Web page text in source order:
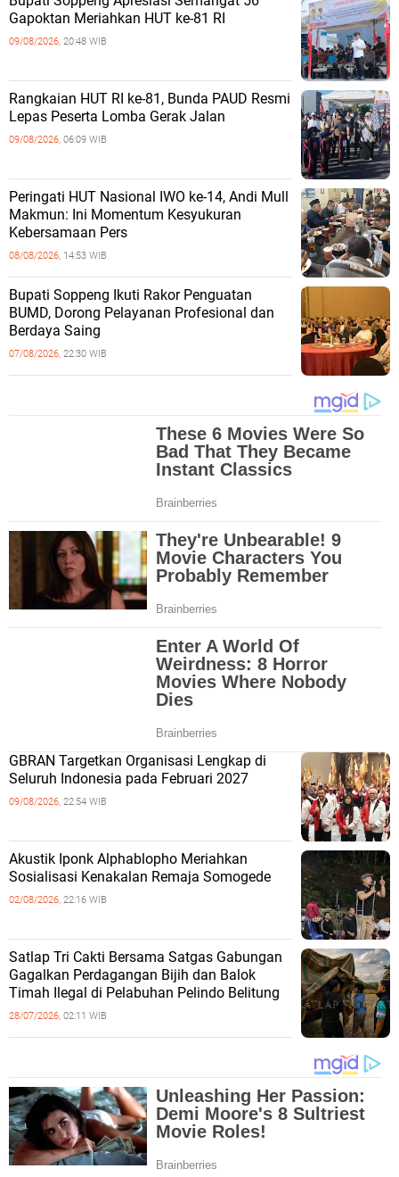
Gapoktan Meriahkan HUT ke-81 RI
09/08/2026, 20:48 WIB
Rangkaian HUT RI ke-81, Bunda PAUD Resmi
Lepas Peserta Lomba Gerak Jalan
09/08/2026, 06:09 WIB
Peringati HUT Nasional IWO ke-14, Andi Mull
Makmun: Ini Momentum Kesyukuran
Kebersamaan Pers
08/08/2026, 14:53 WIB
Bupati Soppeng Ikuti Rakor Penguatan
BUMD, Dorong Pelayanan Profesional dan
Berdaya Saing
07/08/2026, 22:30 WIB
GBRAN Targetkan Organisasi Lengkap di
Seluruh Indonesia pada Februari 2027
09/08/2026, 22:54 WIB
Akustik Iponk Alphablopho Meriahkan
Sosialisasi Kenakalan Remaja Somogede
02/08/2026, 22:16 WIB
Satlap Tri Cakti Bersama Satgas Gabungan
Gagalkan Perdagangan Bijih dan Balok
Timah Ilegal di Pelabuhan Pelindo Belitung
28/07/2026, 02:11 WIB